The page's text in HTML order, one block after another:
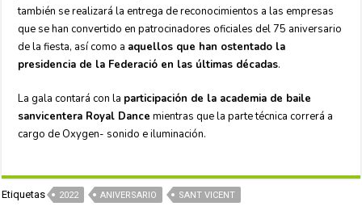
también se realizará la entrega de reconocimientos a las empresas
que se han convertido en patrocinadores oficiales del 75 aniversario
de la fiesta, así como a aquellos que han ostentado la
presidencia de la Federació en las últimas décadas.
La gala contará con la participación de la academia de baile
sanvicentera Royal Dance mientras que la parte técnica correrá a
cargo de Oxygen- sonido e iluminación.
Etiquetas 2022 ANIVERSARIO SANT VICENT